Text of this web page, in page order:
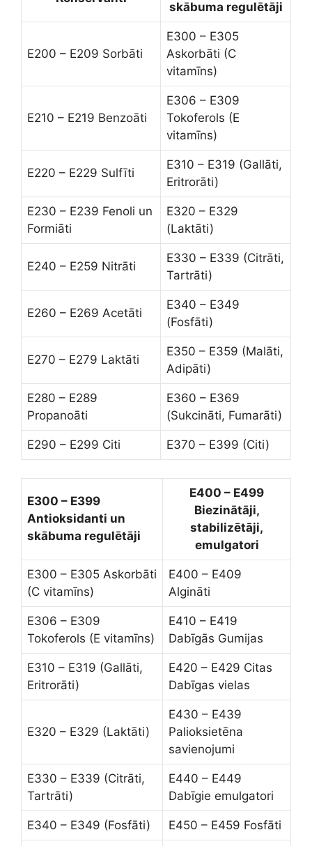
skābuma regulētāji
E200 – E209 Sorbāti
E300 – E305
Askorbāti (C
vitamīns)
E210 – E219 Benzoāti
E306 – E309
Tokoferols (E
vitamīns)
E220 – E229 Sulfīti
E310 – E319 (Gallāti,
Eritrorāti)
E230 – E239 Fenoli un
Formiāti
E320 – E329
(Laktāti)
E240 – E259 Nitrāti
E330 – E339 (Citrāti,
Tartrāti)
E260 – E269 Acetāti
E340 – E349
(Fosfāti)
E270 – E279 Laktāti
E350 – E359 (Malāti,
Adipāti)
E280 – E289
Propanoāti
E360 – E369
(Sukcināti, Fumarāti)
E290 – E299 Citi E370 – E399 (Citi)
E300 – E399
Antioksidanti un
skābuma regulētāji
E400 – E499
Biezinātāji,
stabilizētāji,
emulgatori
E300 – E305 Askorbāti
(C vitamīns)
E400 – E409
Algināti
E306 – E309
Tokoferols (E vitamīns)
E410 – E419
Dabīgās Gumijas
E310 – E319 (Gallāti,
Eritrorāti)
E420 – E429 Citas
Dabīgas vielas
E320 – E329 (Laktāti)
E430 – E439
Palioksietēna
savienojumi
E330 – E339 (Citrāti,
Tartrāti)
E440 – E449
Dabīgie emulgatori
E340 – E349 (Fosfāti) E450 – E459 Fosfāti